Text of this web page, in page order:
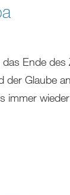
Ende des
der Glaube
immer